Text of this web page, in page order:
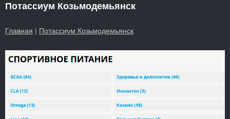
Потассиум Козьмодемьянск
Главная | Потассиум Козьмодемьянск